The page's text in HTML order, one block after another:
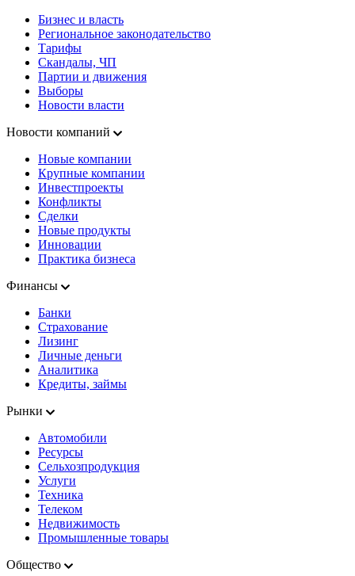
Бизнес и власть
Региональное законодательство
Тарифы
Скандалы, ЧП
Партии и движения
Выборы
Новости власти
Новости компаний
Новые компании
Крупные компании
Инвестпроекты
Конфликты
Сделки
Новые продукты
Инновации
Практика бизнеса
Финансы
Банки
Страхование
Лизинг
Личные деньги
Аналитика
Кредиты, займы
Рынки
Автомобили
Ресурсы
Сельхозпродукция
Услуги
Техника
Телеком
Недвижимость
Промышленные товары
Общество